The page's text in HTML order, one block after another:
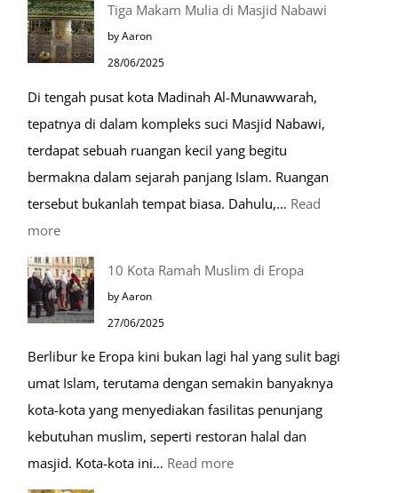
Sehari-
hari
Tiga Makam Mulia di Masjid Nabawi
by Aaron
28/06/2025
Di tengah pusat kota Madinah Al-Munawwarah,
tepatnya di dalam kompleks suci Masjid Nabawi,
terdapat sebuah ruangan kecil yang begitu
bermakna dalam sejarah panjang Islam. Ruangan
tersebut bukanlah tempat biasa. Dahulu,… Read
more:
Tiga
Makam
Mulia
Masjid
Nabawi
10 Kota Ramah Muslim di Eropa
by Aaron
27/06/2025
Berlibur ke Eropa kini bukan lagi hal yang sulit bagi
umat Islam, terutama dengan semakin banyaknya
kota-kota yang menyediakan fasilitas penunjang
kebutuhan muslim, seperti restoran halal dan
masjid. Kota-kota ini… Read more: